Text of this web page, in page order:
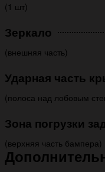
(1 шт)
Зеркало
(внешняя часть)
Ударная часть
(полоса над лобовым
Зона погрузки
(верхняя часть бампера)